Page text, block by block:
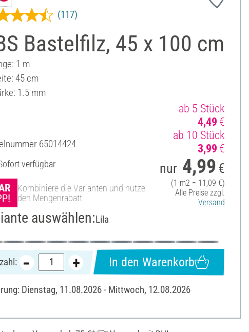
Bastelfilz, 45 x 100 cm
(117)
1 m
45 cm
1.5 mm
65014424
verfügbar
Kombiniere die Varianten und nutze
den Mengenrabatt.
ab 5 Stück
4,49 €
ab 10 Stück
3,99 €
nur 4,99 €
(1 m2 = 11,09 €)
Alle Preise zzgl.
Versand
auswählen:Lila
In den Warenkorb
Dienstag, 11.08.2026 - Mittwoch, 12.08.2026